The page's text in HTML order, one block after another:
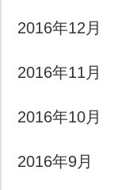
2016年12月
2016年11月
2016年10月
2016年9月